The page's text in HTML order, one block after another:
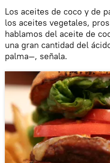
Los aceites de coco y de
los aceites vegetales,
hablamos del aceite de
una gran cantidad del
palma—, señala.